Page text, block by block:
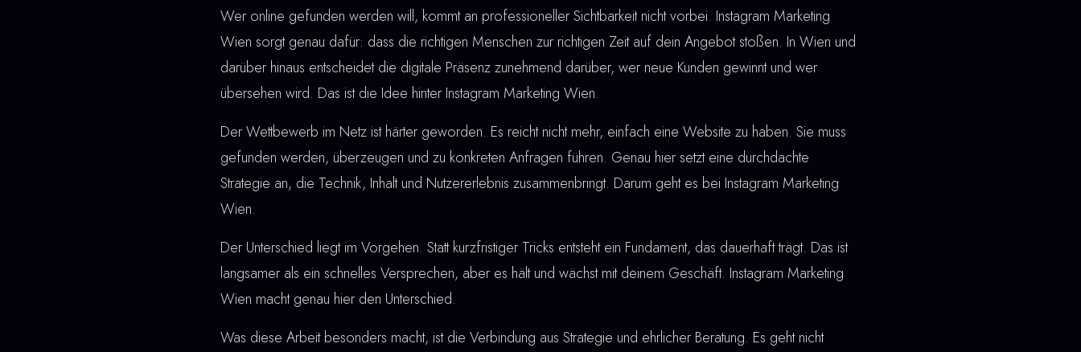
Wer online gefunden werden will, kommt an professioneller Sichtbarkeit nicht vorbei. Instagram Marketing
Wien sorgt genau dafür: dass die richtigen Menschen zur richtigen Zeit auf dein Angebot stoßen. In Wien und
darüber hinaus entscheidet die digitale Präsenz zunehmend darüber, wer neue Kunden gewinnt und wer
übersehen wird. Das ist die Idee hinter Instagram Marketing Wien.
Der Wettbewerb im Netz ist härter geworden. Es reicht nicht mehr, einfach eine Website zu haben. Sie muss
gefunden werden, überzeugen und zu konkreten Anfragen führen. Genau hier setzt eine durchdachte
Strategie an, die Technik, Inhalt und Nutzererlebnis zusammenbringt. Darum geht es bei Instagram Marketing
Wien.
Der Unterschied liegt im Vorgehen. Statt kurzfristiger Tricks entsteht ein Fundament, das dauerhaft trägt. Das ist
langsamer als ein schnelles Versprechen, aber es hält und wächst mit deinem Geschäft. Instagram Marketing
Wien macht genau hier den Unterschied.
Was diese Arbeit besonders macht, ist die Verbindung aus Strategie und ehrlicher Beratung. Es geht nicht